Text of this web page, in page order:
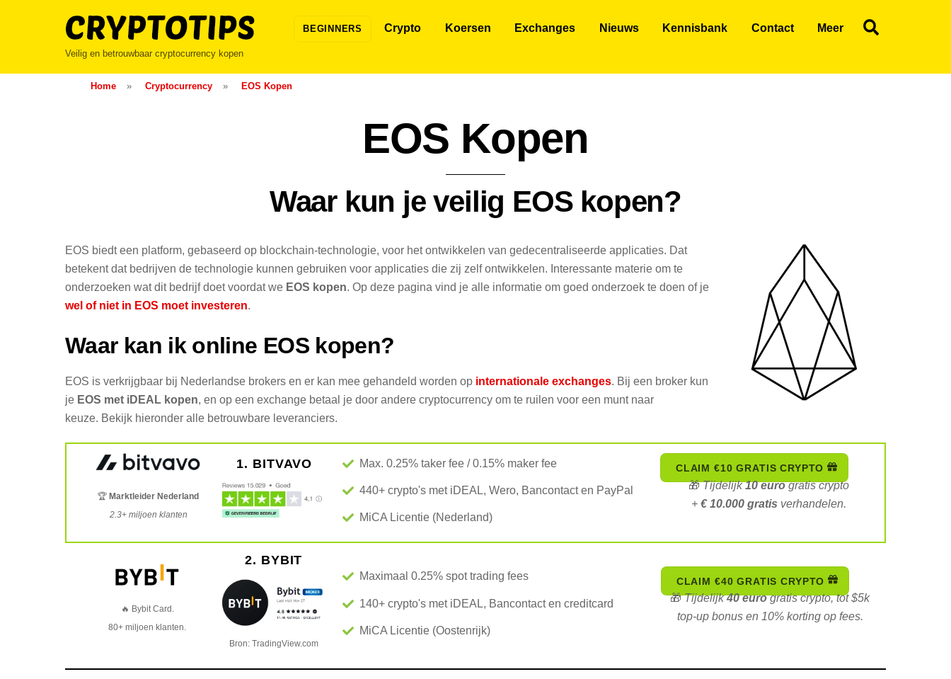
Veilig en betrouwbaar cryptocurrency kopen
BEGINNERS Crypto Koersen Exchanges Nieuws Kennisbank Contact Meer
Home » Cryptocurrency » EOS Kopen
EOS Kopen
Waar kun je veilig EOS kopen?
EOS biedt een platform, gebaseerd op blockchain-technologie, voor het ontwikkelen van gedecentraliseerde applicaties. Dat
betekent dat bedrijven de technologie kunnen gebruiken voor applicaties die zij zelf ontwikkelen. Interessante materie om te
onderzoeken wat dit bedrijf doet voordat we EOS kopen. Op deze pagina vind je alle informatie om goed onderzoek te doen of je
wel of niet in EOS moet investeren.
Waar kan ik online EOS kopen?
EOS is verkrijgbaar bij Nederlandse brokers en er kan mee gehandeld worden op internationale exchanges. Bij een broker kun
je EOS met iDEAL kopen, en op een exchange betaal je door andere cryptocurrency om te ruilen voor een munt naar
keuze. Bekijk hieronder alle betrouwbare leveranciers.
🏆Marktleider Nederland
2.3+ miljoen klanten
1. BITVAVO Max. 0.25% taker fee / 0.15% maker fee
440+ crypto's met iDEAL, Wero, Bancontact en PayPal
MiCA Licentie (Nederland)
CLAIM €10 GRATIS CRYPTO
🎁Tijdelijk10 eurogratis crypto
+€ 10.000 gratis verhandelen.
🔥 Bybit Card.
80+ miljoen klanten.
2. BYBIT
Bron: TradingView.com
Maximaal 0.25% spot trading fees
140+ crypto's met iDEAL, Bancontact en creditcard
MiCA Licentie (Oostenrijk)
CLAIM €40 GRATIS CRYPTO
🎁Tijdelijk40 eurogratis crypto, tot $5k
top-up bonus en 10% korting op fees.